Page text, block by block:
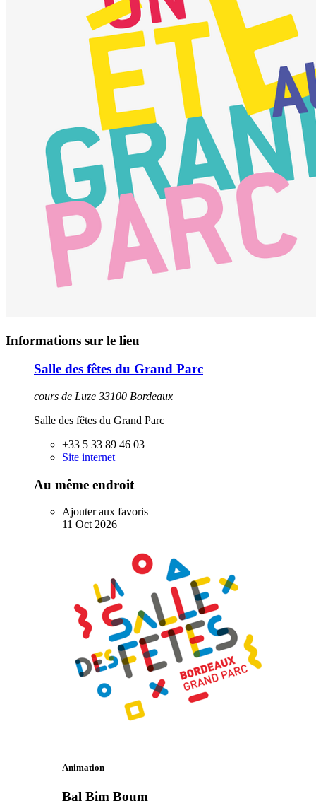
Informations sur le lieu
Salle des fêtes du Grand Parc
cours de Luze 33100 Bordeaux
Salle des fêtes du Grand Parc
+33 5 33 89 46 03
Site internet
Au même endroit
Ajouter aux favoris
11 Oct 2026
Animation
Bal Bim Boum